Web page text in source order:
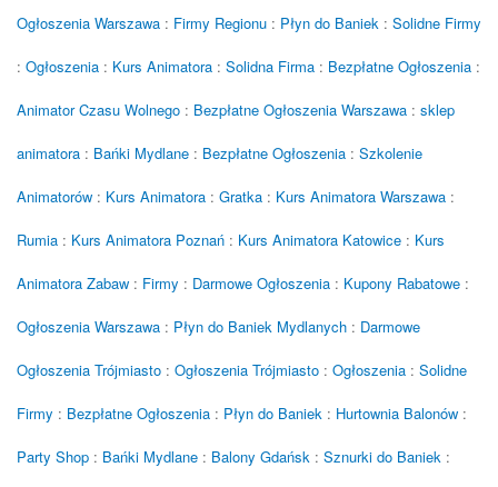
Ogłoszenia Warszawa : Firmy Regionu : Płyn do Baniek : Solidne Firmy
: Ogłoszenia : Kurs Animatora : Solidna Firma : Bezpłatne Ogłoszenia :
Animator Czasu Wolnego : Bezpłatne Ogłoszenia Warszawa : sklep
animatora : Bańki Mydlane : Bezpłatne Ogłoszenia : Szkolenie
Animatorów : Kurs Animatora : Gratka : Kurs Animatora Warszawa :
Rumia : Kurs Animatora Poznań : Kurs Animatora Katowice : Kurs
Animatora Zabaw : Firmy : Darmowe Ogłoszenia : Kupony Rabatowe :
Ogłoszenia Warszawa : Płyn do Baniek Mydlanych : Darmowe
Ogłoszenia Trójmiasto : Ogłoszenia Trójmiasto : Ogłoszenia : Solidne
Firmy : Bezpłatne Ogłoszenia : Płyn do Baniek : Hurtownia Balonów :
Party Shop : Bańki Mydlane : Balony Gdańsk : Sznurki do Baniek :